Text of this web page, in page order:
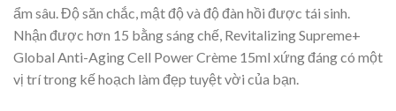
ẩm sâu. Độ săn chắc, mật độ và độ đàn hồi được tái sinh.
Nhận được hơn 15 bằng sáng chế, Revitalizing Supreme+
Global Anti-Aging Cell Power Crème 15ml xứng đáng có một
vị trí trong kế hoạch làm đẹp tuyệt vời của bạn.